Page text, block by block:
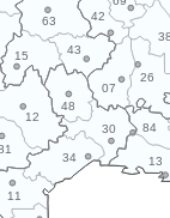
11
12
13
15
26
30
34
42
43
48
63
07
84